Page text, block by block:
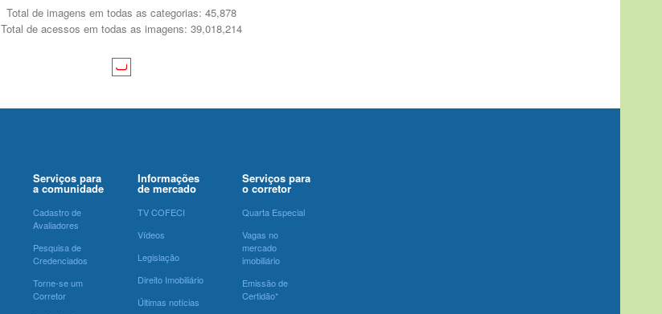
Total de imagens em todas as categorias: 45,878
Total de acessos em todas as imagens: 39,018,214
Serviços para
a comunidade
Cadastro de
Avaliadores
Pesquisa de
Credenciados
Torne-se um
Corretor
Informações
de mercado
TV COFECI
Vídeos
Legislação
Direito Imobiliário
Últimas notícias
Serviços para
o corretor
Quarta Especial
Vagas no
mercado
imobiliário
Emissão de
Certidão*